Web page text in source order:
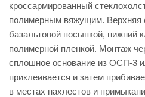
кроссармированный
полимерным вяжущим. Верхняя
базальтовой посыпкой, нижний
полимерной пленкой. Монтаж
сплошное основание из ОСП-3
приклеивается и затем
в местах нахлестов и